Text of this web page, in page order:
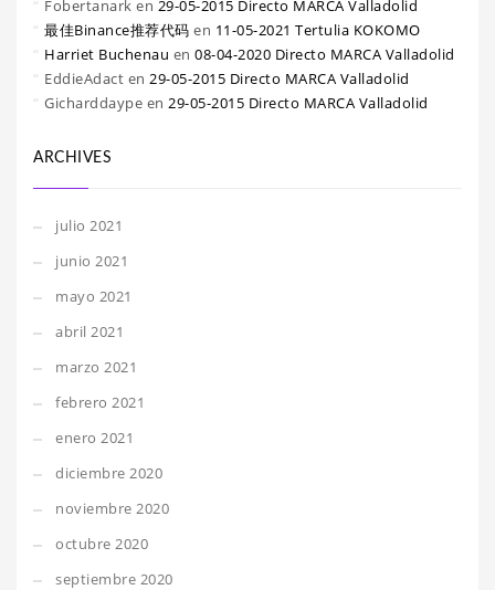
Fobertanark en 29-05-2015 Directo MARCA Valladolid
最佳Binance推荐代码 en 11-05-2021 Tertulia KOKOMO
Harriet Buchenau en 08-04-2020 Directo MARCA Valladolid
EddieAdact en 29-05-2015 Directo MARCA Valladolid
Gicharddaype en 29-05-2015 Directo MARCA Valladolid
ARCHIVES
julio 2021
junio 2021
mayo 2021
abril 2021
marzo 2021
febrero 2021
enero 2021
diciembre 2020
noviembre 2020
octubre 2020
septiembre 2020